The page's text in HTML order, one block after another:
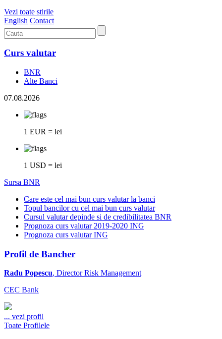
Vezi toate stirile
English Contact
Curs valutar
BNR
Alte Banci
07.08.2026
1 EUR = lei
1 USD = lei
Sursa BNR
Care este cel mai bun curs valutar la banci
Topul bancilor cu cel mai bun curs valutar
Cursul valutar depinde si de credibilitatea BNR
Prognoza curs valutar 2019-2020 ING
Prognoza curs valutar ING
Profil de Bancher
Radu Popescu, Director Risk Management
CEC Bank
... vezi profil
Toate Profilele